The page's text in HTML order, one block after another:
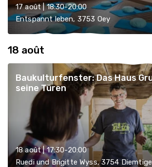
17 août | 18:30-20:00
Entspannt leben, 3753 Oey
18 août
Baukulturfenster: Das Haus
seine Türen
18 août | 17:30-20:00
Ruedi und Brigitte Wyss, 3754